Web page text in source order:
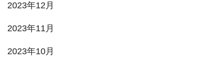
2023年12月
2023年11月
2023年10月